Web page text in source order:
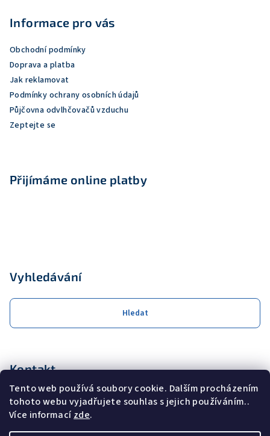
Tento web používá soubory cookie. Dalším procházením
tohoto webu vyjadřujete souhlas s jejich používáním..
Více informacízde.
Informace pro vás
Obchodní podmínky
Doprava a platba
Jak reklamovat
Podmínky ochrany osobních údajů
Půjčovna odvlhčovačů vzduchu
Zeptejte se
Přijímáme online platby
Vyhledávání
Hledat
Kontakt
obchod
coolservis.cz
+420608231000